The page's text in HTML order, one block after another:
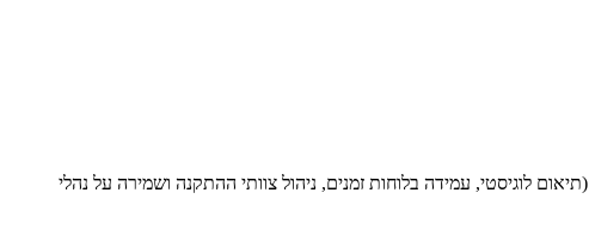
לוגיסטי, עמידה בלוחות זמנים, ניהול צוותי ההתקנה ושמירה על נהלי